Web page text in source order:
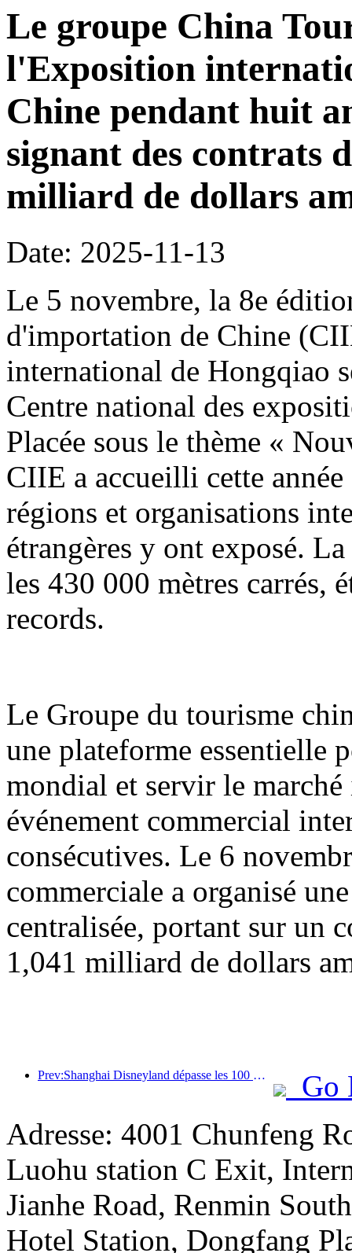
Le groupe China
l'Exposition
Chine pendant huit
signant des contrats
milliard de dollars
Date: 2025-11-13
Le 5 novembre, la 8e
d'importation de Chine
international de Hongqiao
Centre national des
Placée sous le thème «
CIIE a accueilli cette
régions et organisations
étrangères y ont exposé.
les 430 000 mètres carrés,
records.
Le Groupe du tourisme
une plateforme essentielle
mondial et servir le
événement commercial
consécutives. Le 6
commerciale a organisé
centralisée, portant sur un
1,041 milliard de dollars
Prev:Shanghai Disneyland dépasse les 100 millions de visiteurs et s'agrandira avec un quatrième hôtel à thème.
Go
Adresse: 4001 Chunfeng
Luohu station C Exit,
Jianhe Road, Renmin
Hotel Station, Dongfang